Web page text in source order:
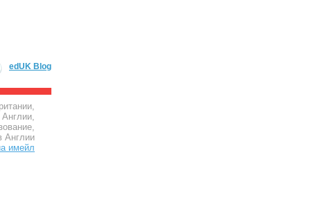
edUK Blog
Англии,
Англии